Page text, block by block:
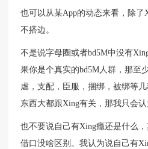
也可以从某App的动态来看，除了
不搭边。
不是说字母圈或者bd5M中没有
果你是个真实的bd5M人群，那至
虐，支配，臣服，捆绑，被绑等
东西大都跟Xing有关，那我只会认
也不要说自己有Xing瘾还是什么
借口没啥区别。我认为说自己有